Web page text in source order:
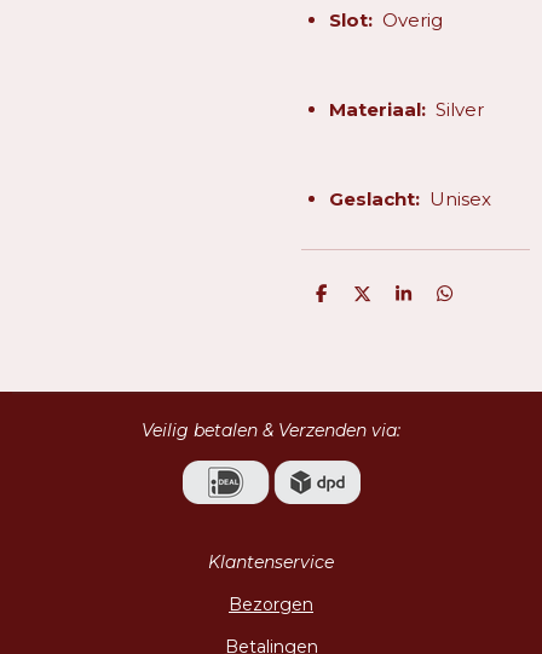
Slot:Overig
Materiaal: Silver
Geslacht:Unisex
D
D
S
D
Veilig betalen & Verzenden via:
Klantenservice
Bezorgen
Betalingen